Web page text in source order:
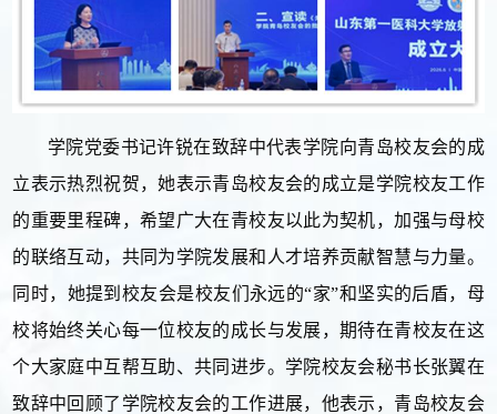
学院党委书记许锐在致辞中代表学院向青岛校友会的成
立表示热烈祝贺，她表示青岛校友会的成立是学院校友工作
的重要里程碑，希望广大在青校友以此为契机，加强与母校
的联络互动，共同为学院发展和人才培养贡献智慧与力量。
同时，她提到校友会是校友们永远的“家”和坚实的后盾，母
校将始终关心每一位校友的成长与发展，期待在青校友在这
个大家庭中互帮互助、共同进步。学院校友会秘书长张翼在
致辞中回顾了学院校友会的工作进展，他表示，青岛校友会